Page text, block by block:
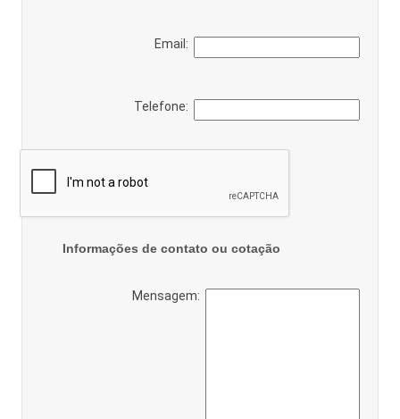
Email:
Telefone:
Informações de contato ou cotação
Mensagem: